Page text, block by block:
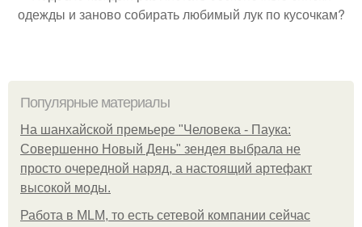
одежды и заново собирать любимый лук по кусочкам?
Популярные материалы
На шанхайской премьере "Человека - Паука:
Совершенно Новый День" зендея выбрала не
просто очередной наряд, а настоящий артефакт
высокой моды.
Работа в MLM, то есть сетевой компании сейчас